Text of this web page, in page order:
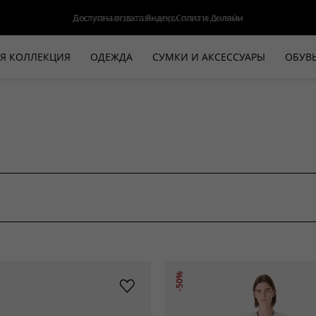
Доступна оплата Яндекс.Сплит и Долями
КОЛЛЕКЦИЯ ОДЕЖДА
ДЛЯ НЕГО
СУМКИ И АКСЕССУАРЫ
-50%